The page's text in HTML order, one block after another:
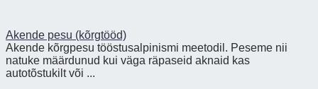
Akende pesu (kõrgtööd)
Akende kõrgpesu tööstusalpinismi meetodil. Peseme nii
natuke määrdunud kui väga räpaseid aknaid kas
autotõstukilt või ...